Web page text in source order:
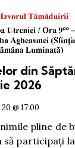
din
2026
@ 17:00
pline de
să participați